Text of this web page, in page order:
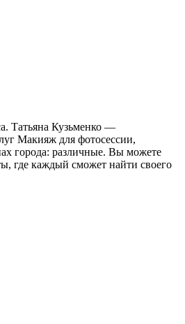
Татьяна Кузьменко —
Макияж для фотосессии,
города: различные. Вы можете
где каждый сможет найти своего